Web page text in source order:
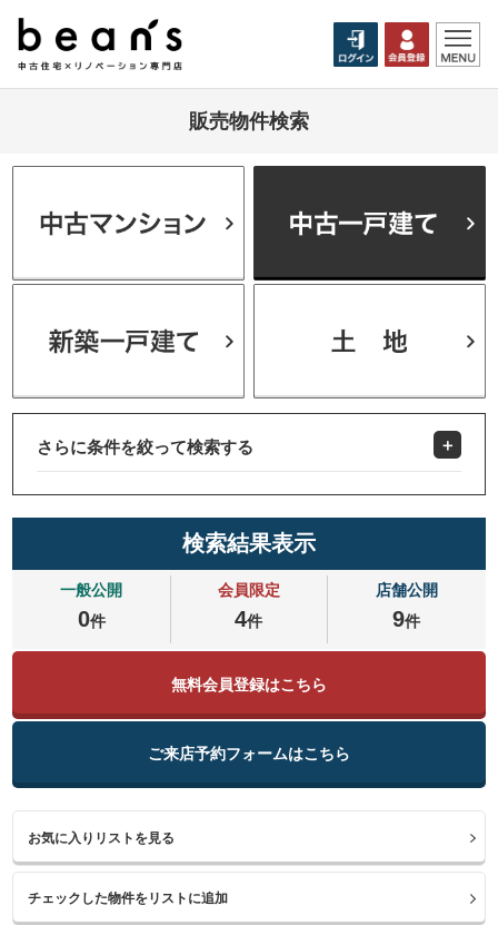
販売物件検索
さらに条件を絞って検索する
検索結果表示
一般公開
0件
会員限定
4件
店舗公開
9件
無料会員登録はこちら
ご来店予約フォームはこちら
お気に入りリストを見る